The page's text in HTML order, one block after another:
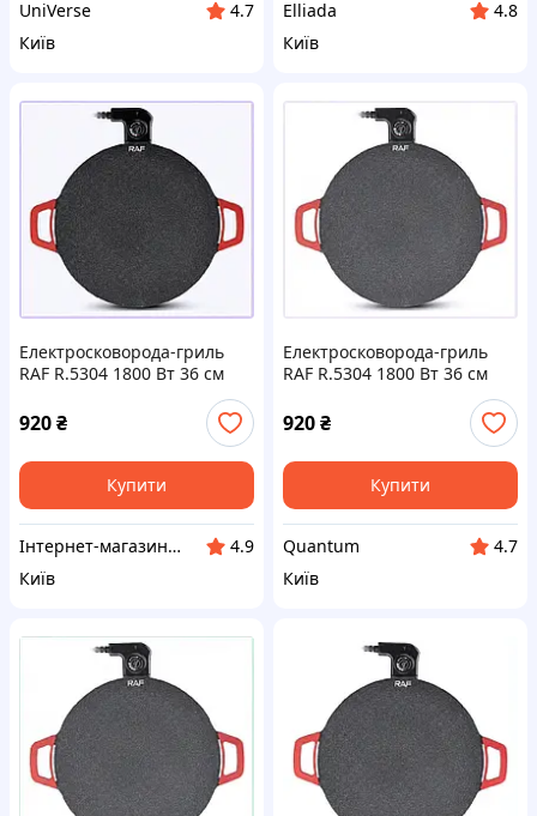
UniVerse
4.7
Київ
Elliada
4.8
Київ
Електросковорода-гриль
RAF R.5304 1800 Вт 36 см
(2104619009) 9K0253M53
920₴
Купити
Інтернет-магазин NeonLemon
4.9
Київ
Електросковорода-гриль
RAF R.5304 1800 Вт 36 см
(2104619009), H902H5353
920₴
Купити
Quantum
4.7
Київ